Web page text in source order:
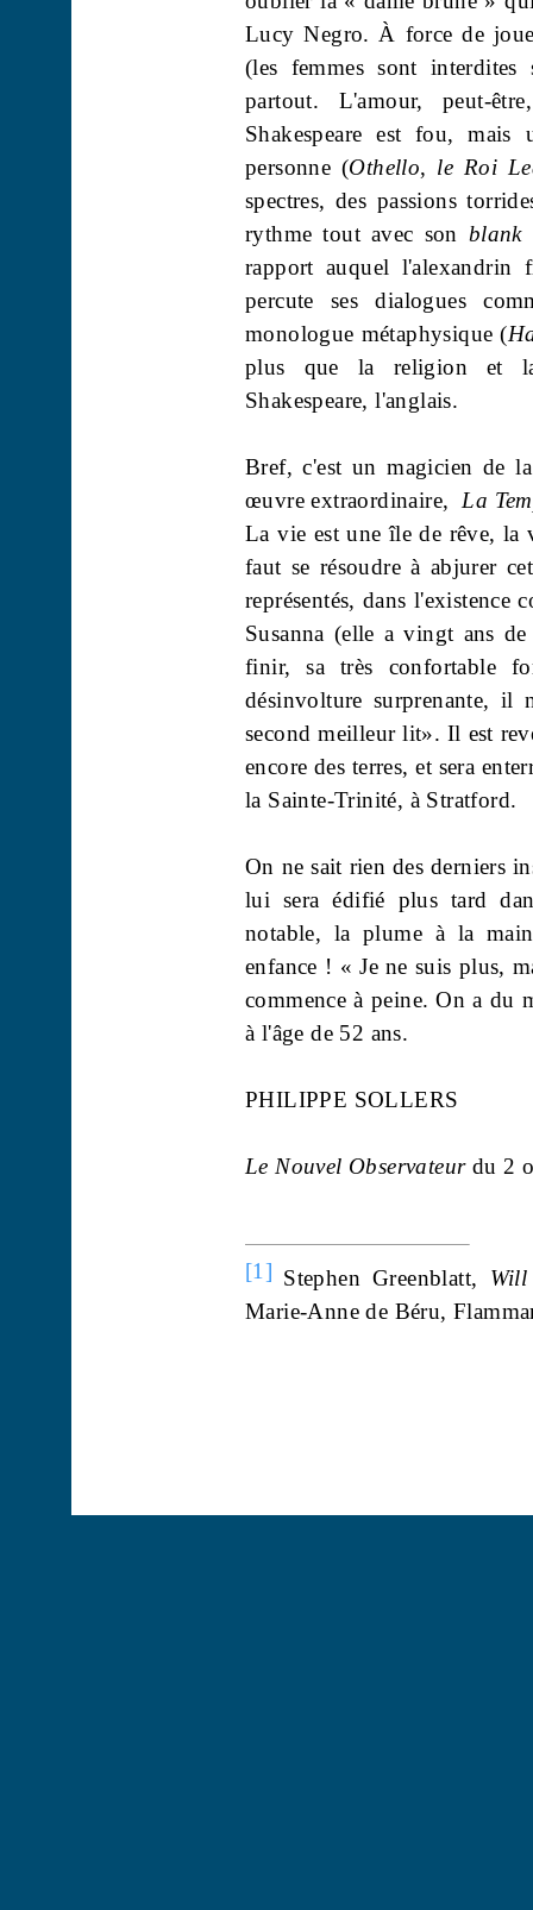
Lucy Negro. À force de
(les femmes sont
partout. L'amour, peut-
Shakespeare est fou,
personne (Othello, le Roi
spectres, des passions
rythme tout avec son blank
rapport auquel l'alexandrin
percute ses dialogues
monologue métaphysique (
plus que la religion et la
Shakespeare, l'anglais.
Bref, c'est un magicien de
œuvre extraordinaire,
La
La vie est une île de rêve, la
faut se résoudre à abjurer
représentés, dans
Susanna (elle a vingt ans
finir, sa très confortable
désinvolture surprenante, il
second meilleur lit». Il est
encore des terres, et sera
la Sainte-Trinité, à Stratford.
On ne sait rien des derniers
lui sera édifié plus tard
notable, la plume à la
enfance ! « Je ne suis plus,
commence à peine. On a du
à l'âge de 52 ans.
PHILIPPE SOLLERS
Le Nouvel Observateurdu 2
[1] StephenGreenblatt,
Marie-Anne de Béru,